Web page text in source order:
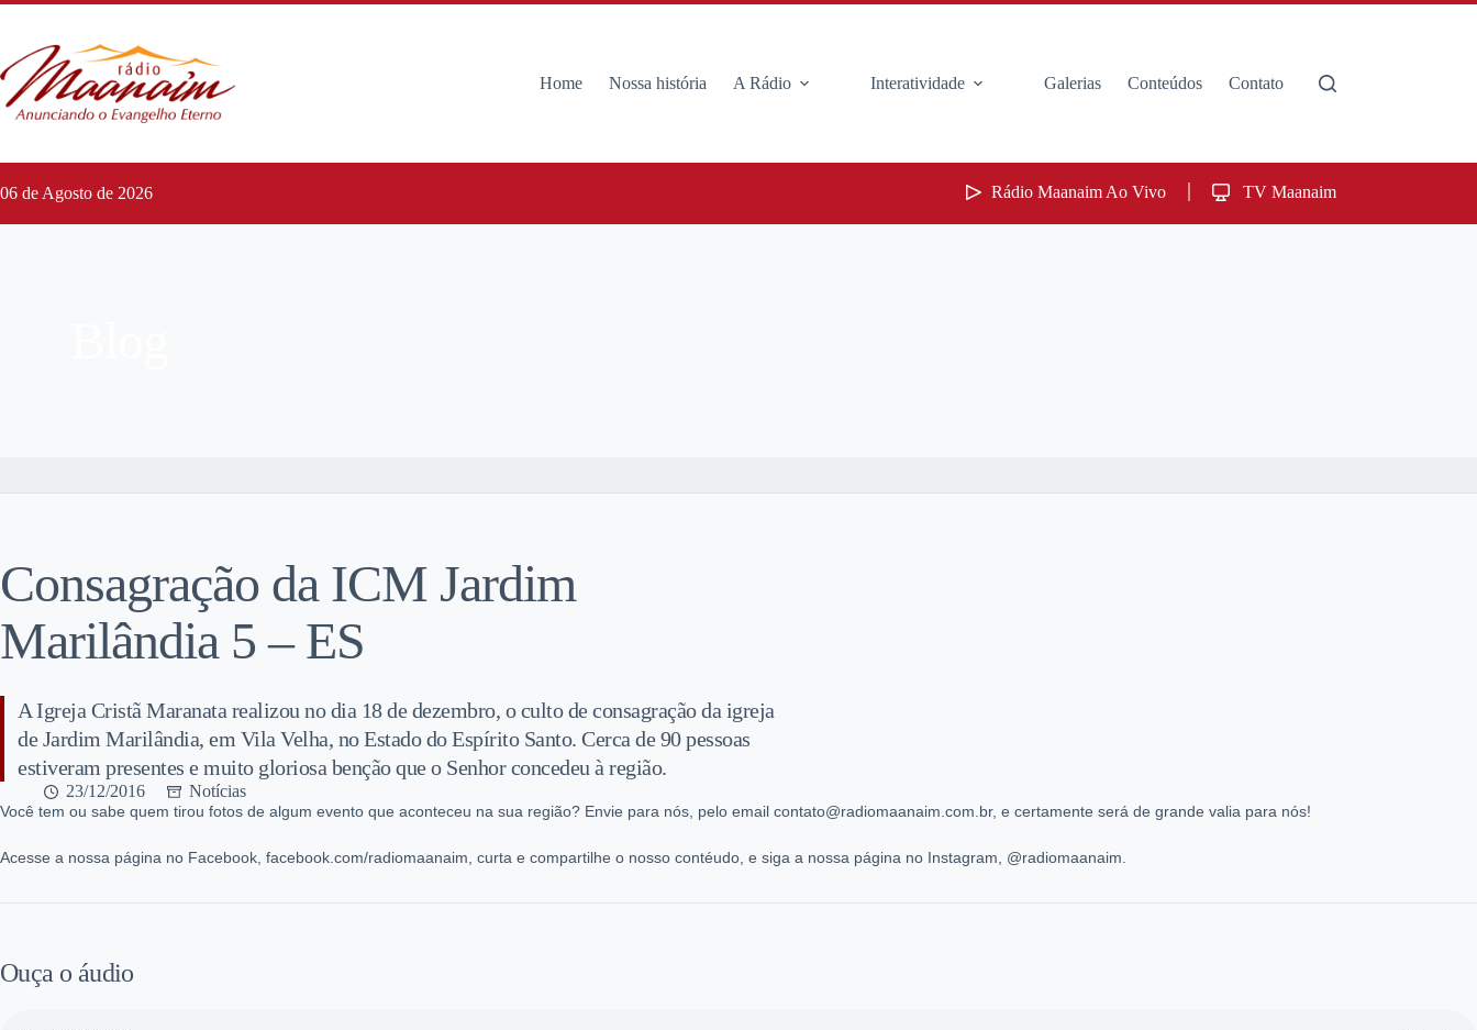
Home Nossa história A Rádio Interatividade Galerias Conteúdos Contato
06 de Agosto de 2026 Rádio Maanaim Ao Vivo TV Maanaim
Consagração da ICM Jardim
Marilândia 5 – ES
A Igreja Cristã Maranata realizou no dia 18 de dezembro, o culto de consagração da igreja
de Jardim Marilândia, em Vila Velha, no Estado do Espírito Santo. Cerca de 90 pessoas
estiveram presentes e muito gloriosa benção que o Senhor concedeu à região.
23/12/2016 Notícias
Você tem ou sabe quem tirou fotos de algum evento que aconteceu na sua região? Envie para nós, pelo email contato@radiomaanaim.com.br, e certamente será de grande valia para nós!
Acesse a nossa página no Facebook, facebook.com/radiomaanaim, curta e compartilhe o nosso contéudo, e siga a nossa página no Instagram, @radiomaanaim.
Ouça o áudio